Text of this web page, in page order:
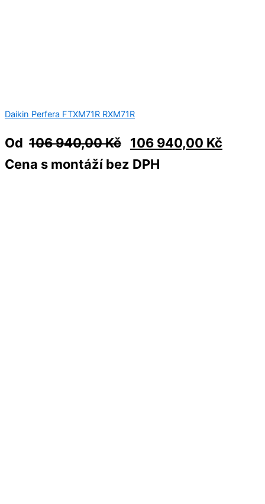
Daikin Perfera FTXM71R RXM71R
Od 106 940,00Kč 106 940,00 Kč
Cena s montáží bez DPH